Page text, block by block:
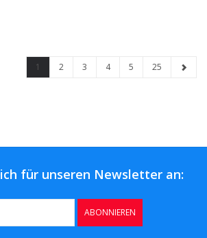
1 2 3 4 5 25
für unseren Newsletter an:
ABONNIEREN